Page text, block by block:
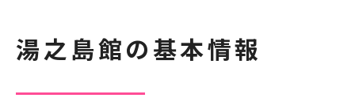
湯之島館の基本情報